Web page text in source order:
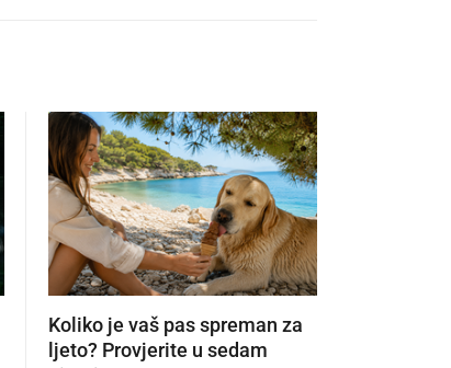
Koliko je vaš pas spreman za
ljeto? Provjerite u sedam